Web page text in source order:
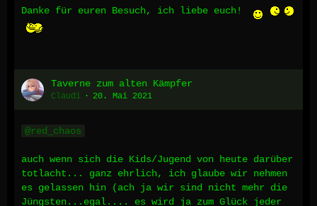
Danke für euren Besuch, ich liebe euch!
Taverne zum alten Kämpfer
Claudi 20. Mai 2021
red_chaos
auch wenn sich die Kids/Jugend von heute darüber
totlacht... ganz ehrlich, ich glaube wir nehmen
es gelassen hin (ach ja wir sind nicht mehr die
Jüngsten...egal.... es wird ja zum Glück jeder